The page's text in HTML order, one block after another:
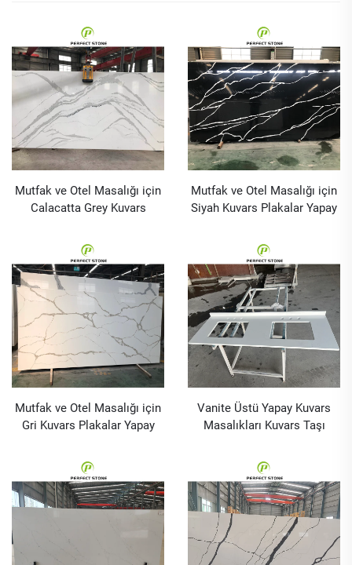
Mutfak ve Otel Masalığı için
Calacatta Grey Kuvars
Mutfak ve Otel Masalığı için
Siyah Kuvars Plakalar Yapay
Mutfak ve Otel Masalığı için
Gri Kuvars Plakalar Yapay
Vanite Üstü Yapay Kuvars
Masalıkları Kuvars Taşı